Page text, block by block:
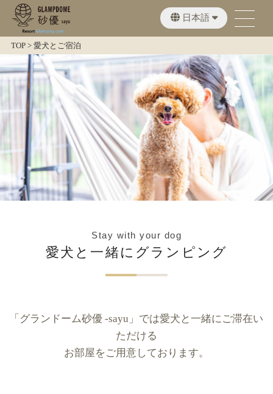
日本語
English
TOP >愛犬とご宿泊
Stay with your dog
愛犬と一緒にグランピング
「グランドーム砂優 -sayu」では愛犬と一緒にご滞在い
ただける
お部屋をご用意しております。